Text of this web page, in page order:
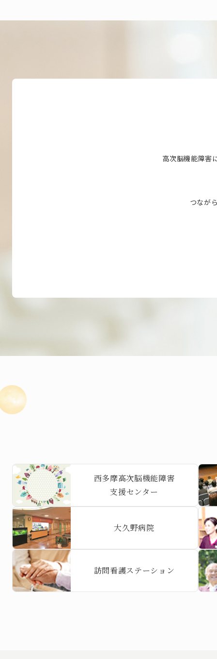
高次脳機能障害
つなが
西多摩高次脳機能障害
支援センター
大久野病院
訪問看護ステーション